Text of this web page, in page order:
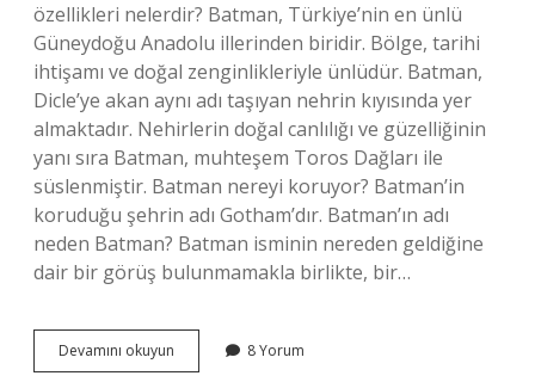
özellikleri nelerdir? Batman, Türkiye’nin en ünlü
Güneydoğu Anadolu illerinden biridir. Bölge, tarihi
ihtişamı ve doğal zenginlikleriyle ünlüdür. Batman,
Dicle’ye akan aynı adı taşıyan nehrin kıyısında yer
almaktadır. Nehirlerin doğal canlılığı ve güzelliğinin
yanı sıra Batman, muhteşem Toros Dağları ile
süslenmiştir. Batman nereyi koruyor? Batman’in
koruduğu şehrin adı Gotham’dır. Batman’ın adı
neden Batman? Batman isminin nereden geldiğine
dair bir görüş bulunmamakla birlikte, bir…
Devamını okuyun Batmanın
Özel
8 Yorum